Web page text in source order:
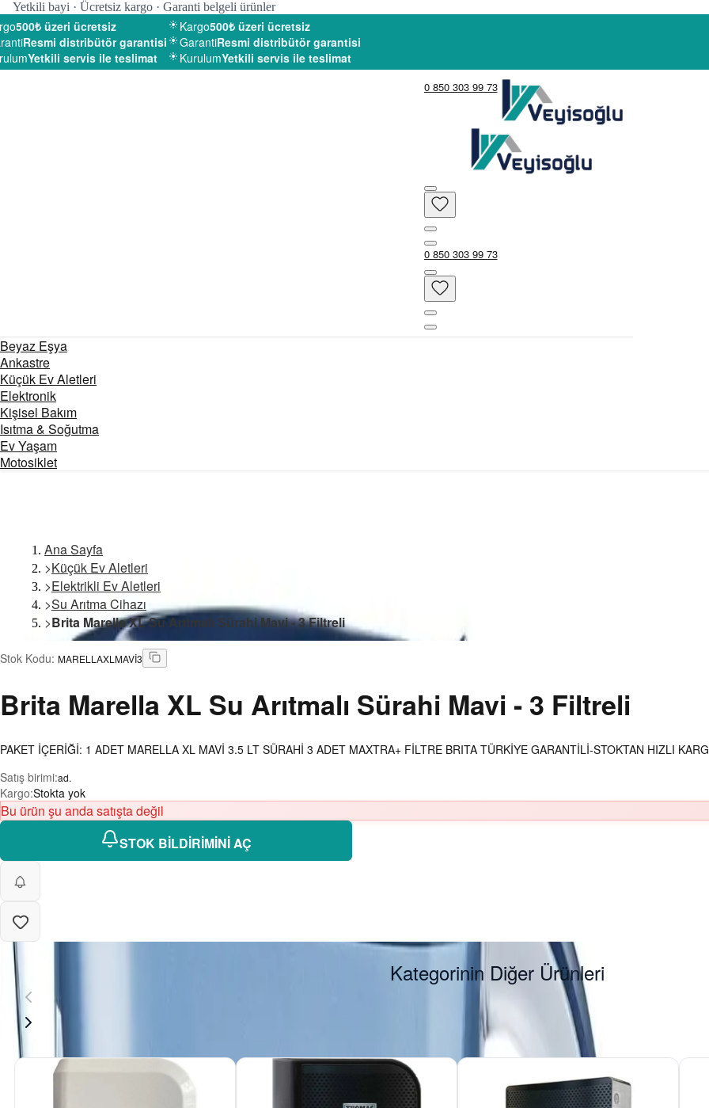
Yetkili bayi · Ücretsiz kargo · Garanti belgeli ürünler
500₺ üzeri ücretsiz
Resmi distribütör garantisi
Yetkili servis ile teslimat
Kargo500₺ üzeri ücretsiz
GarantiResmi distribütör garantisi
KurulumYetkili servis ile teslimat
0 850 303 99 73
0 850 303 99 73
Beyaz Eşya
Ankastre
Küçük Ev Aletleri
Elektronik
Kişisel Bakım
Isıtma & Soğutma
Ev Yaşam
Motosiklet
Ana Sayfa
>Küçük Ev Aletleri
>Elektrikli Ev Aletleri
>Su Arıtma Cihazı
>Brita Marella XL Su Arıtmalı Sürahi Mavi - 3 Filtreli
Stok Kodu: MARELLAXLMAVİ3
Brita Marella XL Su Arıtmalı Sürahi Mavi - 3 Filtreli
PAKET İÇERİĞİ: 1 ADET MARELLA XL MAVİ 3.5 LT SÜRAHİ 3 ADET MAXTRA+ FİLTRE BRITA TÜRKİYE GARANTİLİ-STOKTAN HIZLI
Satış birimi:ad.
Kargo:Stokta yok
Bu ürün şu anda satışta değil
STOK BİLDİRİMİNİ AÇ
Kategorinin Diğer Ürünleri